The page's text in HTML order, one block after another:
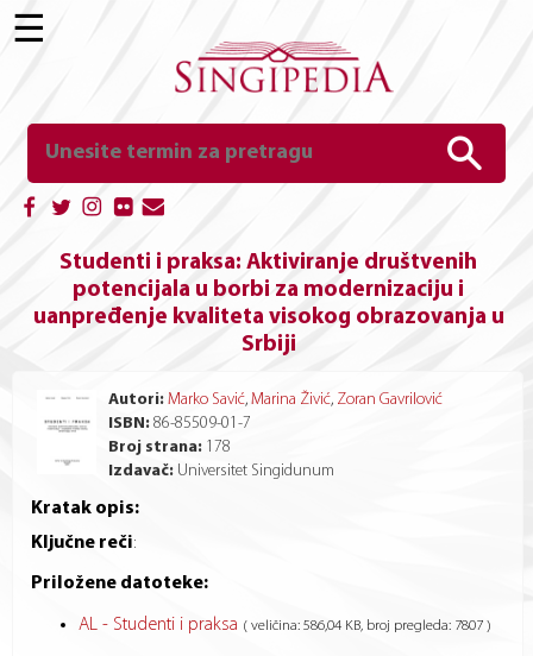
☰
Studenti i praksa: Aktiviranje društvenih
potencijala u borbi za modernizaciju i
uanpređenje kvaliteta visokog obrazovanja u
Srbiji
Autori: Marko Savić, Marina Živić, Zoran Gavrilović
ISBN: 86-85509-01-7
Broj strana: 178
Izdavač: Universitet Singidunum
Kratak opis:
Ključne reči:
Priložene datoteke:
AL - Studenti i praksa ( veličina: 586,04 KB, broj pregleda: 7807 )